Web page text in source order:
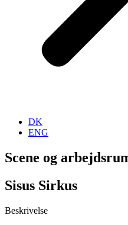
DK
ENG
Scene og
Sisus Sirkus
Beskrivelse